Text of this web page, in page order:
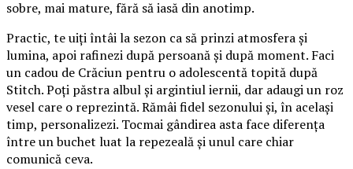
sobre, mai mature, fără să iasă din anotimp.
Practic, te uiți întâi la sezon ca să prinzi atmosfera și
lumina, apoi rafinezi după persoană și după moment. Faci
un cadou de Crăciun pentru o adolescentă topită după
Stitch. Poți păstra albul și argintiul iernii, dar adaugi un roz
vesel care o reprezintă. Rămâi fidel sezonului și, în același
timp, personalizezi. Tocmai gândirea asta face diferența
între un buchet luat la repezeală și unul care chiar
comunică ceva.